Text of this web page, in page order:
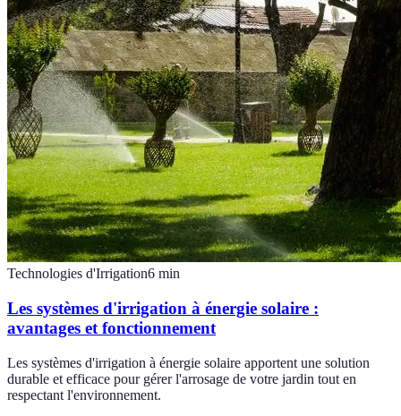
Technologies d'Irrigation6 min
Les systèmes d'irrigation à énergie solaire :
avantages et fonctionnement
Les systèmes d'irrigation à énergie solaire apportent une solution
durable et efficace pour gérer l'arrosage de votre jardin tout en
respectant l'environnement.